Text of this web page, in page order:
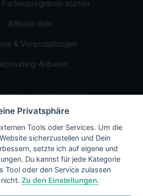
starten
Affiliate-Wiki
& Veranstaltungen
Anbieter
MARKETING.DE
Impressum
Kontakt
Datenschutz
Privatsphäre
Tools oder Services. Um die
sicherzustellen und Dein
setzte ich auf eigene und
Du kannst für jede Kategorie
Tool oder den Service zulassen
nicht.Zu den Einstellungen.